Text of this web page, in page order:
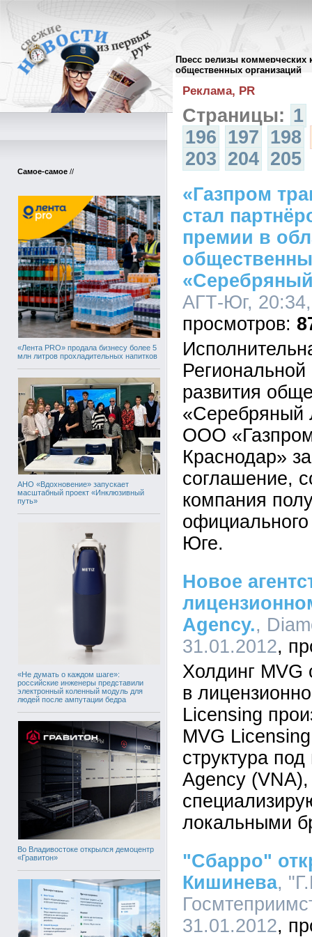
Пресс релизы коммерческих
общественных организаций
Самое-самое //
«Лента PRO» продала бизнесу более 5
млн литров прохладительных напитков
АНО «Вдохновение» запускает
масштабный проект «Инклюзивный
путь»
«Не думать о каждом шаге»:
российские инженеры представили
электронный коленный модуль для
людей после ампутации бедра
Во Владивостоке открылся демоцентр
«Гравитон»
Архив пресс-релизов//
Реклама, PR
Страницы: 1
196 197 198
203 204 205
«Газпром
стал
премии в
АГТ-Юг,
развития
ООО «Газпром
Краснодар»
соглашение,
компания
Юге.
Новое
Agency.,
31.01.2012
Холдинг MVG
в
Licensing
MVG
структура
Agency (VNA),
локальными
"Сбарро"
Кишинева,
31.01.2012